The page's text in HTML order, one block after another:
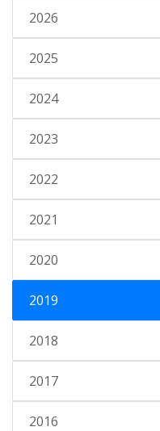
2026
2025
2024
2023
2022
2021
2020
2019
2018
2017
2016